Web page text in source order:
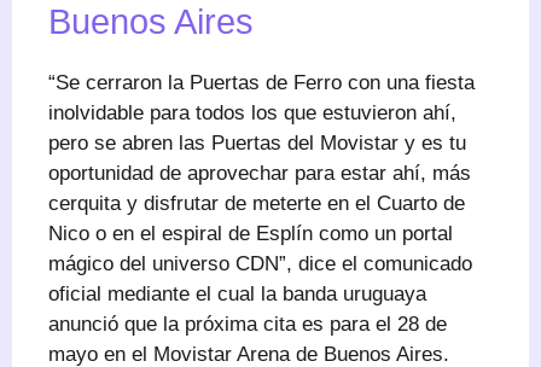
Buenos Aires
“Se cerraron la Puertas de Ferro con una fiesta
inolvidable para todos los que estuvieron ahí,
pero se abren las Puertas del Movistar y es tu
oportunidad de aprovechar para estar ahí, más
cerquita y disfrutar de meterte en el Cuarto de
Nico o en el espiral de Esplín como un portal
mágico del universo CDN”, dice el comunicado
oficial mediante el cual la banda uruguaya
anunció que la próxima cita es para el 28 de
mayo en el Movistar Arena de Buenos Aires.